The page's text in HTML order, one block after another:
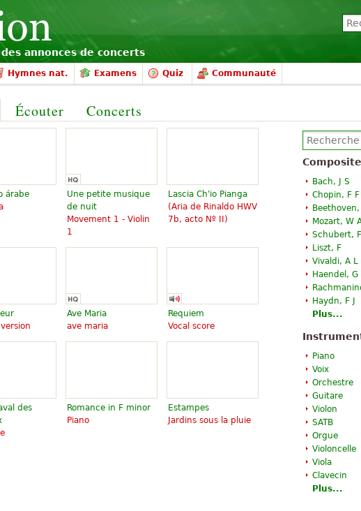
annonces de concerts
Hymnes nat. Examens Quiz Communauté
Écouter Concerts
Bach, J S
Chopin, F F
Mozart, W
Schubert,
Liszt, F
Vivaldi, A L
Haendel, G
Haydn, F J
Plus...
Piano
Voix
Orchestre
Guitare
Violon
SATB
Orgue
Violoncelle
Viola
Clavecin
Plus...
árabe
Une petite musique
de nuit
Movement 1 - Violin
1
Lascia Ch'io Pianga
(Aria de Rinaldo HWV
7b, acto Nº II)
Ave Maria
ave maria
Requiem
Vocal score
des
Romance in F minor
Piano
Estampes
Jardins sous la pluie